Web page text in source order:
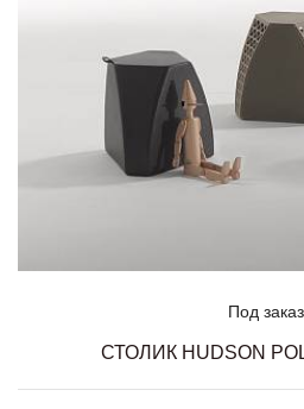
Под заказ
СТОЛИК HUDSON